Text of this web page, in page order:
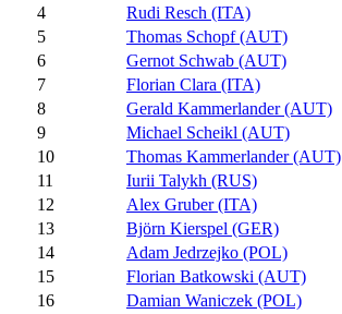
4
Rudi Resch (ITA)
5
Thomas Schopf (AUT)
6
Gernot Schwab (AUT)
7
Florian Clara (ITA)
8
Gerald Kammerlander (AUT)
9
Michael Scheikl (AUT)
10
Thomas Kammerlander (AUT)
11
Iurii Talykh (RUS)
12
Alex Gruber (ITA)
13
Björn Kierspel (GER)
14
Adam Jedrzejko (POL)
15
Florian Batkowski (AUT)
16
Damian Waniczek (POL)